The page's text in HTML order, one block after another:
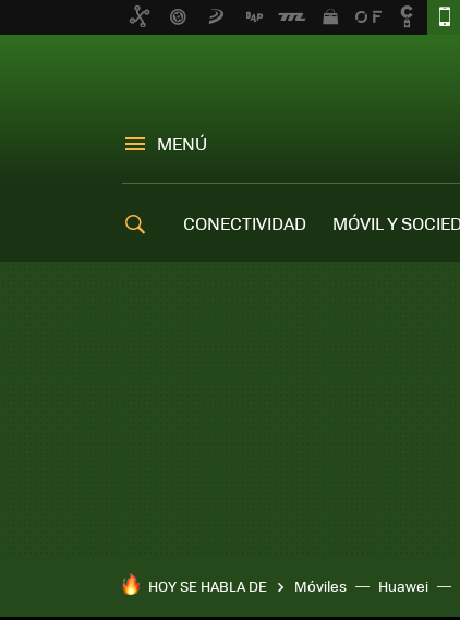
MENÚ
CONECTIVIDAD MÓVIL Y
HOY SE HABLA DE Móviles Huawei